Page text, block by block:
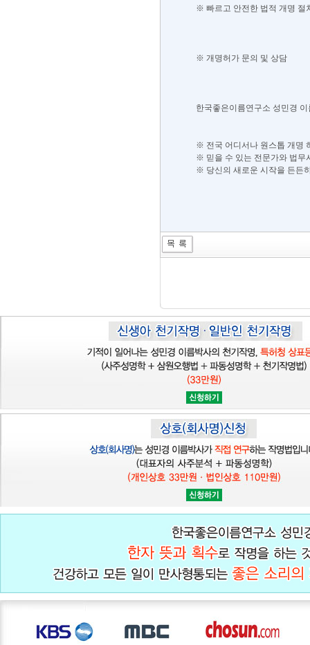
※ 빠르고 안전한 법적 개명 절
※ 개명허가 문의 및 상담
한국좋은이름연구소 성민경 이
※ 전국 어디서나 원스톱 개명
※ 믿을 수 있는 전문가와 법무
※ 당신의 새로운 시작을 든든